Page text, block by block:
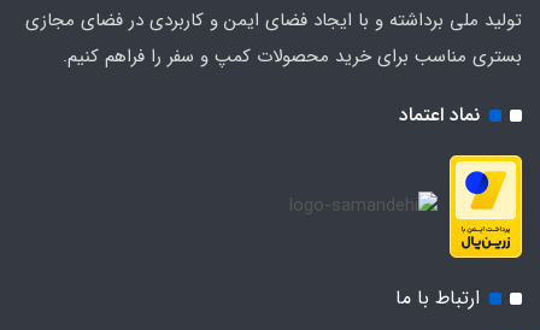
نماد اعتماد
تولید ملی برداشته و با ایجاد فضای ایمن و کاربردی در فضای مجازی
بستری مناسب برای خرید محصولات کمپ و سفر را فراهم کنیم.
ارتباط با ما